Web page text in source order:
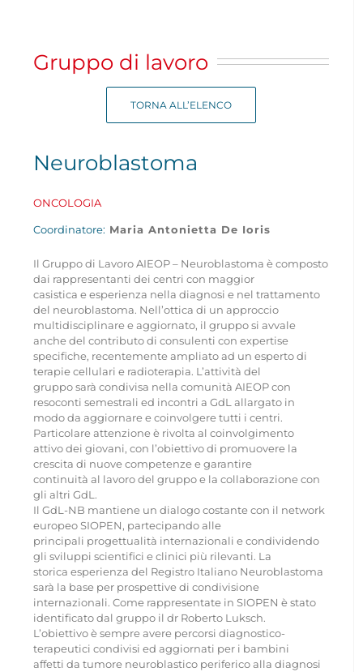
ASSOCIARSI
COME DONARE
PATROCINIO
CONTATTI
Gruppo di lavoro
TORNA ALL’ELENCO
Neuroblastoma
ONCOLOGIA
Coordinatore: Maria Antonietta De Ioris
Il Gruppo di Lavoro AIEOP – Neuroblastoma è composto
dai rappresentanti dei centri con maggior
casistica e esperienza nella diagnosi e nel trattamento
del neuroblastoma. Nell’ottica di un approccio
multidisciplinare e aggiornato, il gruppo si avvale
anche del contributo di consulenti con expertise
specifiche, recentemente ampliato ad un esperto di
terapie cellulari e radioterapia. L’attività del
gruppo sarà condivisa nella comunità AIEOP con
resoconti semestrali ed incontri a GdL allargato in
modo da aggiornare e coinvolgere tutti i centri.
Particolare attenzione è rivolta al coinvolgimento
attivo dei giovani, con l’obiettivo di promuovere la
crescita di nuove competenze e garantire
continuità al lavoro del gruppo e la collaborazione con
gli altri GdL.
Il GdL-NB mantiene un dialogo costante con il network
europeo SIOPEN, partecipando alle
principali progettualità internazionali e condividendo
gli sviluppi scientifici e clinici più rilevanti. La
storica esperienza del Registro Italiano Neuroblastoma
sarà la base per prospettive di condivisione
internazionali. Come rappresentate in SIOPEN è stato
identificato dal gruppo il dr Roberto Luksch.
L’obiettivo è sempre avere percorsi diagnostico-
terapeutici condivisi ed aggiornati per i bambini
affetti da tumore neuroblastico periferico alla diagnosi